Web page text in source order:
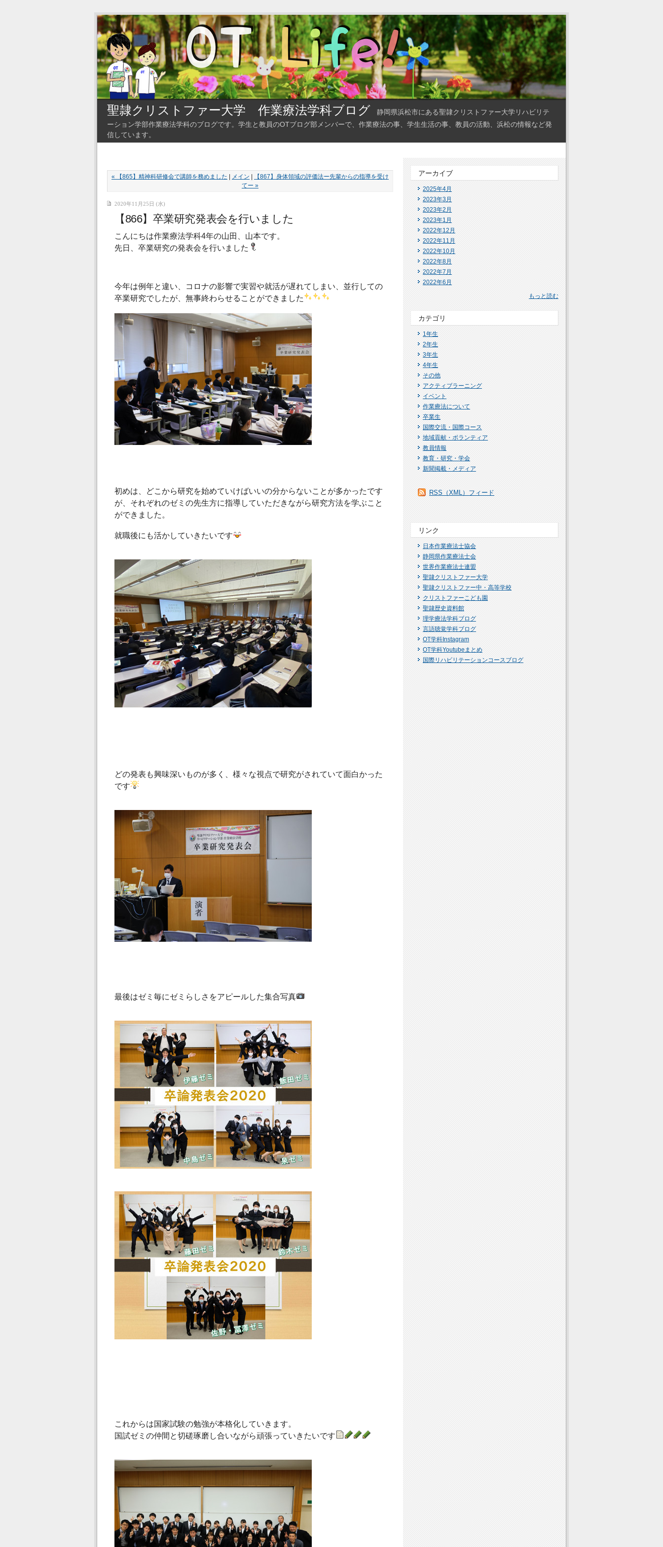
聖隷クリストファー大学 作業療法学科ブログ
静岡県浜松市にある聖隷クリストファー大学リハビリテ
ーション学部作業療法学科のブログです。学生と教員のOTブログ部メンバーで、作業療法の事、学生生活の事、教員の活動、浜松の情報など発
信しています。
« 【865】精神科研修会で講師を務めました メイン
【867】身体領域の評価法ー先輩からの指導を受け
てー »
2020年11月25日 (水)
【866】卒業研究発表会を行いました
こんにちは作業療法学科4年の山田、山本です。
先日、卒業研究の発表会を行いました
今年は例年と違い、コロナの影響で実習や就活が遅れてしまい、 並行しての
卒業研究でしたが、無事終わらせることができました
初めは、
どこから研究を始めていけばいいの分からないことが多かったです
が、 それぞれのゼミの先生方に指導していただきながら研究方法を学ぶこと
ができました。
就職後にも活かしていきたいです
どの発表も興味深いものが多く、 様々な視点で研究がされていて面白かった
です
最後はゼミ毎にゼミらしさをアピールした集合写真
これからは国家試験の勉強が本格化していきます。
国試ゼミの仲間と切磋琢磨し合いながら頑張っていきたいです
アーカイブ
2025年4月
2023年3月
2023年2月
2023年1月
2022年12月
2022年11月
2022年10月
2022年8月
2022年7月
2022年6月
もっと読む
カテゴリ
1年生
2年生
3年生
4年生
その他
アクティブラーニング
イベント
作業療法について
卒業生
国際交流・国際コース
地域貢献・ボランティア
教員情報
教育・研究・学会
新聞掲載・メディア
RSS（XML）フィード
リンク
日本作業療法士協会
静岡県作業療法士会
世界作業療法士連盟
聖隷クリストファー大学
聖隷クリストファー中・高等学校
クリストファーこども園
聖隷歴史資料館
理学療法学科ブログ
言語聴覚学科ブログ
OT学科Instagram
OT学科Youtubeまとめ
国際リハビリテーションコースブログ